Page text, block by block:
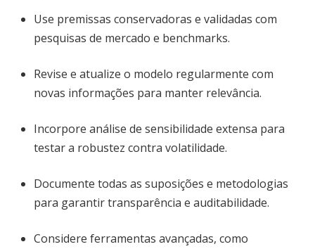
Use premissas conservadoras e validadas com
pesquisas de mercado e benchmarks.
Revise e atualize o modelo regularmente com
novas informações para manter relevância.
Incorpore análise de sensibilidade extensa para
testar a robustez contra volatilidade.
Documente todas as suposições e metodologias
para garantir transparência e auditabilidade.
Considere ferramentas avançadas, como